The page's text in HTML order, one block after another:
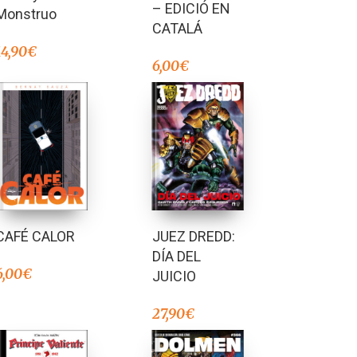
€
– EDICIÓ EN
CATALÁ
6,00€
CALOR
€
JUEZ DREDD:
DÍA DEL
JUICIO
27,90€